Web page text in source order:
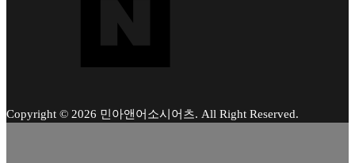
Copyright © 2026 민아앤어소시어츠. All Right Reserved.